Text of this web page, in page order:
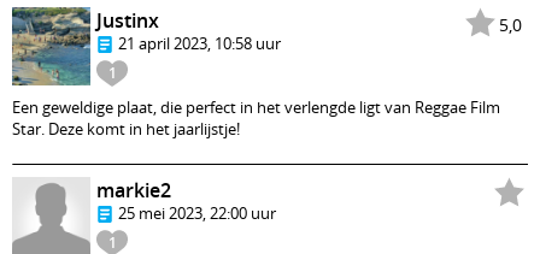
5,0
1
Justinx
21 april 2023, 10:58 uur
Een geweldige plaat, die perfect in het verlengde ligt van Reggae Film
Star. Deze komt in het jaarlijstje!
1
markie2
25 mei 2023, 22:00 uur